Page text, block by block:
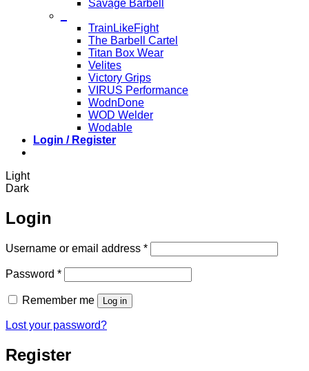
Savage Barbell
TrainLikeFight
The Barbell Cartel
Titan Box Wear
Velites
Victory Grips
VIRUS Performance
WodnDone
WOD Welder
Wodable
Login / Register
Light
Dark
Login
Username or email address *Required
Password *Required
Remember me Log in
Lost your password?
Register